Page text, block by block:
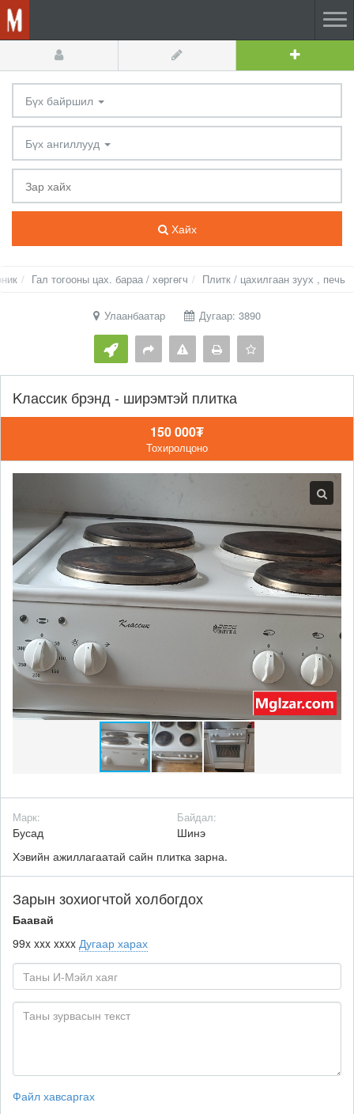
Бүх байршил
Бүх ангиллууд
Хайх
Гал тогооны цах. бараа / хөргөгч Плитк / цахилгаан зуух , печь
Улаанбаатар Дугаар: 3890
Kлассик брэнд - ширэмтэй плитка
150 000₮
Тохиролцоно
Марк:
Бусад
Байдал:
Шинэ
Хэвийн ажиллагаатай сайн плитка зарна.
Зарын зохиогчтой холбогдох
Баавай
99x xxx xxxx Дугаар харах
Файл хавсаргах